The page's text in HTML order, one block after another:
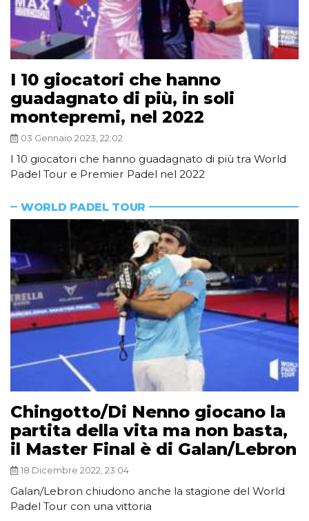
I 10 giocatori che hanno
guadagnato di più, in soli
montepremi, nel 2022
03 Gennaio 2023, 22:02
I 10 giocatori che hanno guadagnato di più tra World
Padel Tour e Premier Padel nel 2022
WORLD PADEL TOUR
Chingotto/Di Nenno giocano la
partita della vita ma non basta,
il Master Final è di Galan/Lebron
18 Dicembre 2022, 23:04
Galan/Lebron chiudono anche la stagione del World
Padel Tour con una vittoria